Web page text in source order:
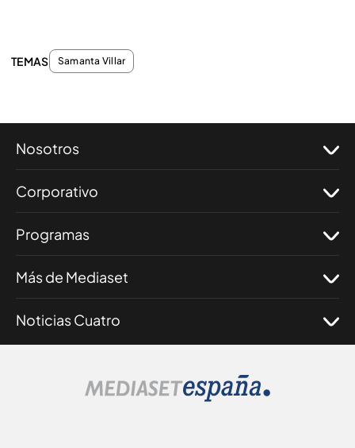
TEMAS Samanta Villar
Nosotros
Corporativo
Programas
Más de Mediaset
Noticias Cuatro